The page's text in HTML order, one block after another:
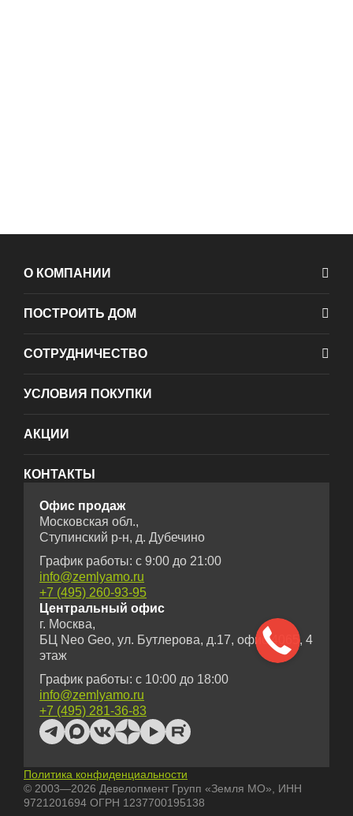
О КОМПАНИИ
ПОСТРОИТЬ ДОМ
СОТРУДНИЧЕСТВО
УСЛОВИЯ ПОКУПКИ
АКЦИИ
КОНТАКТЫ
Офис продаж
Московская обл.,
Ступинский р-н, д. Дубечино
График работы: с 9:00 до 21:00
info@zemlyamo.ru
+7 (495) 260-93-95
Центральный офис
г. Москва,
БЦ Neo Geo, ул. Бутлерова, д.17, офис 4065, 4
этаж
График работы: с 10:00 до 18:00
info@zemlyamo.ru
+7 (495) 281-36-83
Политика конфиденциальности
© 2003—2026 Девелопмент Групп «Земля МО», ИНН
9721201694 ОГРН 1237700195138